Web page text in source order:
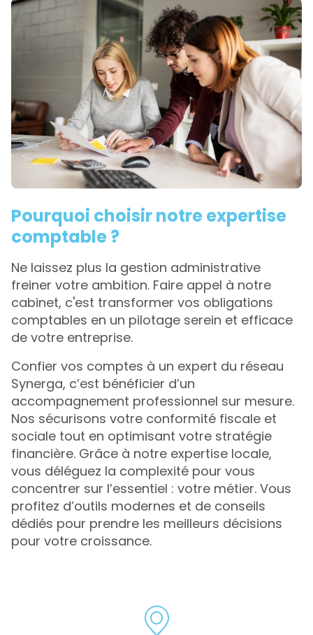
Pourquoi choisir notre expertise
comptable ?
Ne laissez plus la gestion administrative
freiner votre ambition. Faire appel à notre
cabinet, c'est transformer vos obligations
comptables en un pilotage serein et efficace
de votre entreprise.
Confier vos comptes à un expert du réseau
Synerga, c’est bénéficier d’un
accompagnement professionnel sur mesure.
Nos sécurisons votre conformité fiscale et
sociale tout en optimisant votre stratégie
financière. Grâce à notre expertise locale,
vous déléguez la complexité pour vous
concentrer sur l’essentiel : votre métier. Vous
profitez d’outils modernes et de conseils
dédiés pour prendre les meilleurs décisions
pour votre croissance.